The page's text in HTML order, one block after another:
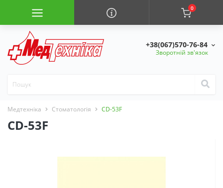
0
+38(067)570-76-84
Зворотній зв'язок
Медтехніка Стоматологія CD-53F
CD-53F